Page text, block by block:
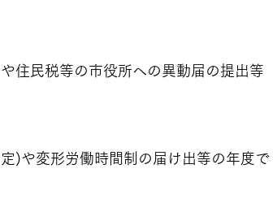
住民税等の市役所への異動届の提出等
)や変形労働時間制の届け出等の年度で